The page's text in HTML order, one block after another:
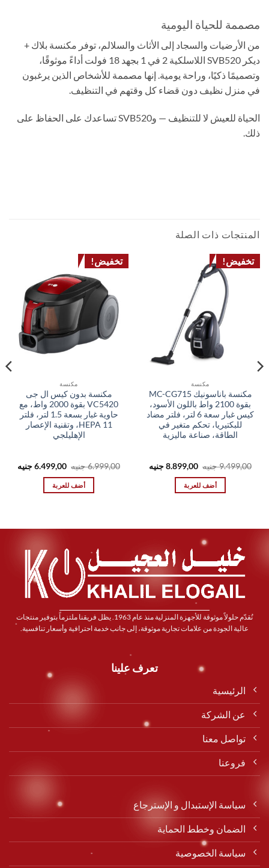
مصممة للحياة اليومية
من الأرضيات والسجاد إلى الأثاث والسلالم، توفر مكنسة بلاك +
ديكر SVB520 اللاسلكية 2 في 1 بجهد 18 فولت أداءً موثوقًا،
وتصميمًا ذكيًا، وراحة يومية. إنها مصممة للأشخاص الذين يرغبون
في منزل نظيف دون قضاء كل وقتهم في التنظيف.
الحياة للعيش لا للتنظيف — وSVB520 تساعدك على الحفاظ على
ذلك.
المنتجات ذات الصلة
تخفيض!
مكنسة
مكنسة باناسونيك MC-CG715
بقوة 2100 واط باللون الأسود،
كيس غبار سعة 6 لتر، فلتر مضاد
للبكتيريا، تحكم متغير في
الطاقة، صناعة ماليزية
9.499,00جنيه السعر
الأصلي
هو:
9.499,00 EGP.
8.899,00جنيه
أضف للعربة
تخفيض!
مكنسة
مكنسة بدون كيس ال جى
VC5420 بقوة 2000 واط، مع
حاوية غبار بسعة 1.5 لتر، فلتر
HEPA 11، وتقنية الإعصار
الإهليلجي
6.999,00جنيه السعر
الأصلي
هو:
6.999,00 EGP.
6.499,00جنيه
أضف للعربة
نُقدّم حلولاً موثوقة للأجهزة المنزلية منذ عام 1963. يظل فريقنا ملتزماً بتوفير منتجات
عالية الجودة من علامات تجارية موثوقة، إلى جانب خدمة احترافية وأسعار تنافسية.
تعرف علينا
الرئيسية
عن الشركة
تواصل معنا
فروعنا
سياسة الإستبدال و الإسترجاع
الضمان وخطط الحماية
سياسة الخصوصية